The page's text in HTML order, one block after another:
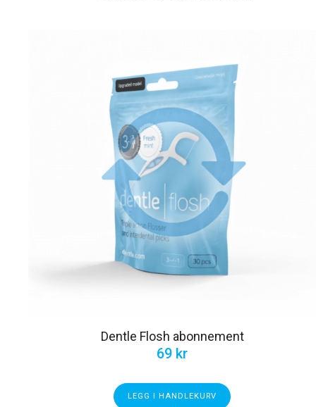
Dentle Flosh abonnement
69 kr
LEGG I HANDLEKURV